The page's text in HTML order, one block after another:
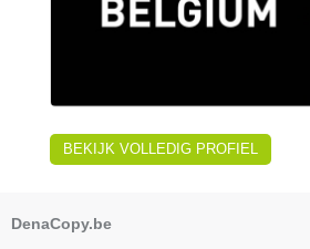
BEKIJK VOLLEDIG PROFIEL
DenaCopy.be